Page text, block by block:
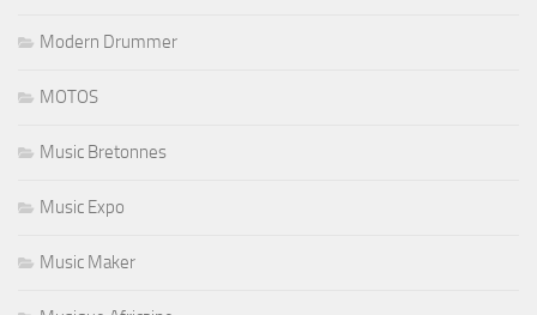
Modern Drummer
MOTOS
Music Bretonnes
Music Expo
Music Maker